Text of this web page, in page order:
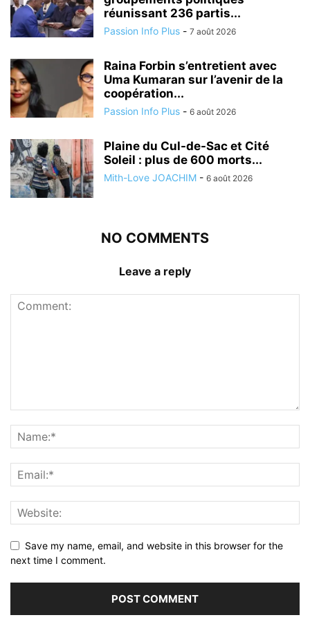
réunissant 236 partis...
Passion Info Plus - 7 août 2026
Raina Forbin s’entretient avec
Uma Kumaran sur l’avenir de la
coopération...
Passion Info Plus - 6 août 2026
Plaine du Cul-de-Sac et Cité
Soleil : plus de 600 morts...
Mith-Love JOACHIM - 6 août 2026
NO COMMENTS
Leave a reply
Save my name, email, and website in this browser for the
next time I comment.